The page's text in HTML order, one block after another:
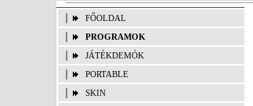
FŐOLDAL
PROGRAMOK
JÁTÉKDEMÓK
PORTABLE
SKIN